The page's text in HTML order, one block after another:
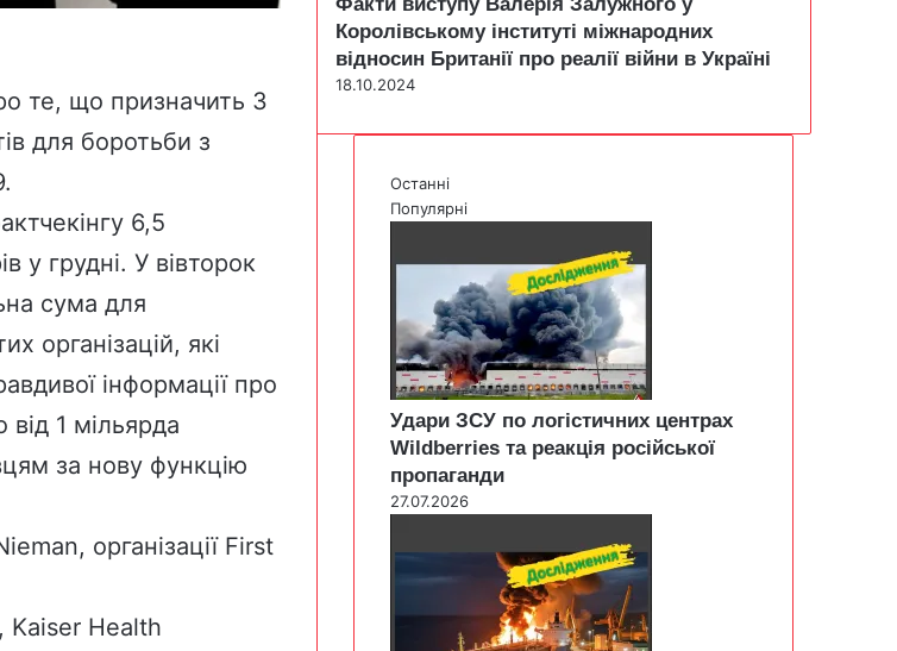
те, що призначить 3
для боротьби з
6,5
у грудні. У вівторок
сума для
організацій, які
інформації про
від 1 мільярда
за нову функцію
організації First
, Kaiser Health
Королівському інституті міжнародних
відносин Британії про реалії війни в Україні
18.10.2024
Останні
Популярні
Удари ЗСУ по логістичних центрах
Wildberries та реакція російської
пропаганди
27.07.2026